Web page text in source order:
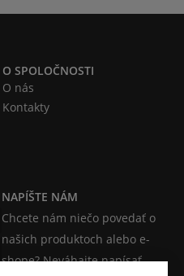
O SPOLOČNOSTI
O nás
Kontakty
NAPÍŠTE NÁM
Chcete nám niečo povedať o
našich produktoch alebo e-
shope? Neváhajte napísať.